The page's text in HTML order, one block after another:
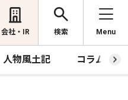
会社・IR 検索 Menu
人物風土記 コラム